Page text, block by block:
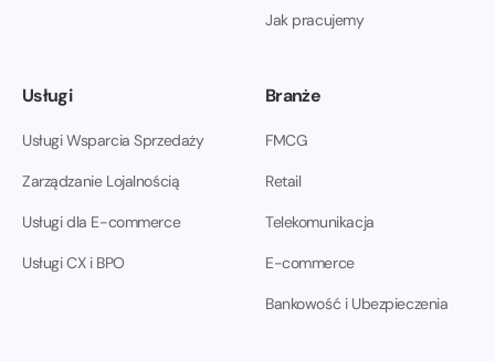
Jak pracujemy
Usługi
Usługi Wsparcia Sprzedaży
Zarządzanie Lojalnością
Usługi dla E-commerce
Usługi CX i BPO
Branże
FMCG
Retail
Telekomunikacja
E-commerce
Bankowość i Ubezpieczenia